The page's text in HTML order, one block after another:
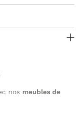
nos meubles de